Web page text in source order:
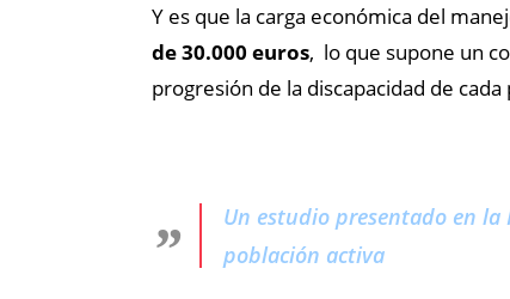
Y es que la carga económica del
de 30.000 euros, lo que supone un
progresión de la discapacidad de
Un estudio presentado en la
población activa